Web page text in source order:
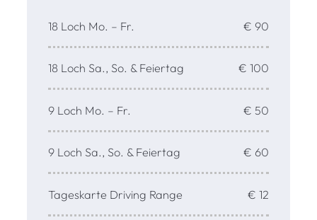
18 Loch Mo. – Fr. € 90
18 Loch Sa., So. & Feiertag € 100
9 Loch Mo. – Fr. € 50
9 Loch Sa., So. & Feiertag € 60
Tageskarte Driving Range € 12